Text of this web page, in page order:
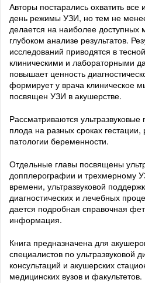
Авторы постарались охватить
день режимы УЗИ, но тем не
делается на наиболее доступных
глубоком анализе результатов.
исследований приводятся в
клиническими и лабораторными
повышает ценность
формирует у врача клиническое
посвящен УЗИ в акушерстве.
Рассматриваются
плода на разных сроках
патологии беременности.
Отдельные главы посвящены
допплерографии и трехмерному
времени, ультразвуковой
диагностических и лечебных
дается подробная справочная
информация.
Книга предназначена для
специалистов по ультразвуковой
консультаций и акушерских
медицинских вузов и факультетов.